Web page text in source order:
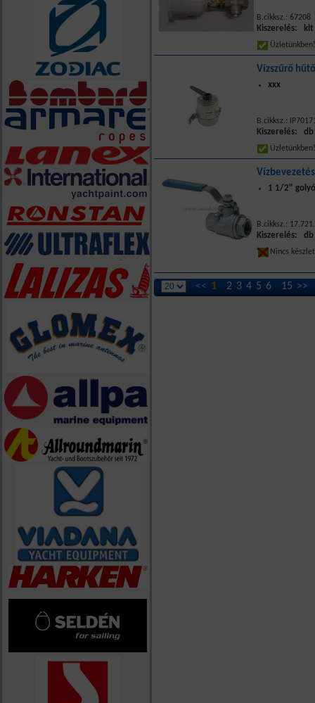
B.cikksz.: 67208
Kiszerelés: klt
Vízszűrő
xxx
B.cikksz.:
Kiszerelés: db
1 1/2"
B.cikksz.:
Kiszerelés: db
Nincs
<< 1 2 3 4 5 6 15 >>